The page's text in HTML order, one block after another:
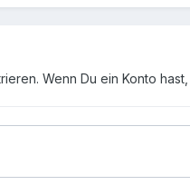
Wenn Du ein Konto hast,